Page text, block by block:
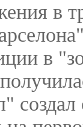
в
в